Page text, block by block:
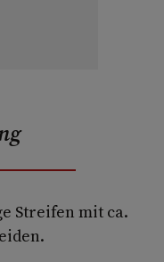
Streifen mit ca.